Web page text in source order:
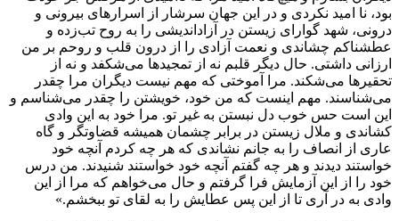
بود، نا امید نکردی و در این جهان سرشار از اسرارهای بیرونی و
درونی، شهد گوارای زیستن در آزاداندیشی را به روح تب‌زده و
عطشناکم چشاندی و نعمت آزادی را از درون قلب و روحم بر من
ارزانی داشتی. حال دیگر قلبم نه از تمجیدها می‌شکفد و نه از
تحقیرها می‌شکند. مرا آموختی که مهم نیست دیگران مرا چقدر
می‌شناسند. مهم اینست که من خود، خویشتن را چقدر می‌شناسم و
این است حس خوب دل نبستن به غیر تو. مرا خود به این وادی
کشاندی و ملال زیستن در برابر چشمان همیشه قضاوتگر و گاه
عاری از انصاف را به جانم نشاندی که هر چه کردم آنچه خود
خواستند دیدند و هر چه گفتم آنچه خود خواستند شنیدند. من درس
خود را از این آزمایش فرا گرفتم و حال می‌خواهم که مرا از این
وادی به در آری تا از این پس عطایش را به لقای تو ببخشم.»